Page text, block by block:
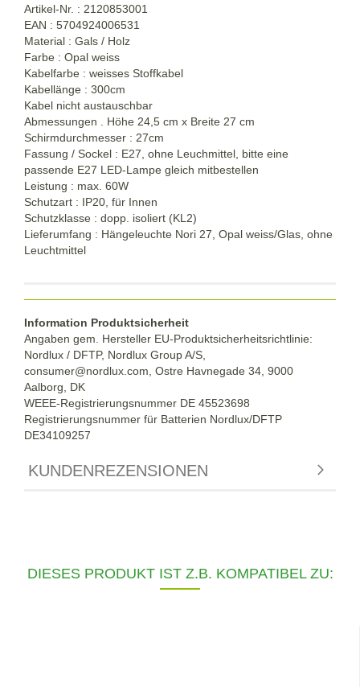
Artikel-Nr. : 2120853001
EAN : 5704924006531
Material : Gals / Holz
Farbe : Opal weiss
Kabelfarbe : weisses Stoffkabel
Kabellänge : 300cm
Kabel nicht austauschbar
Abmessungen . Höhe 24,5 cm x Breite 27 cm
Schirmdurchmesser : 27cm
Fassung / Sockel : E27, ohne Leuchmittel, bitte eine
passende E27 LED-Lampe gleich mitbestellen
Leistung : max. 60W
Schutzart : IP20, für Innen
Schutzklasse : dopp. isoliert (KL2)
Lieferumfang : Hängeleuchte Nori 27, Opal weiss/Glas, ohne
Leuchtmittel
Information Produktsicherheit
Angaben gem. Hersteller EU-Produktsicherheitsrichtlinie:
Nordlux / DFTP, Nordlux Group A/S,
consumer@nordlux.com, Ostre Havnegade 34, 9000
Aalborg, DK
WEEE-Registrierungsnummer DE 45523698
Registrierungsnummer für Batterien Nordlux/DFTP
DE34109257
KUNDENREZENSIONEN
DIESES PRODUKT IST Z.B. KOMPATIBEL ZU: